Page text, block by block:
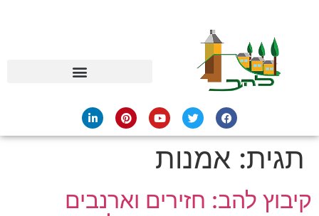
תגית: אמנות
קיבוץ להב: חזירים וארנבים